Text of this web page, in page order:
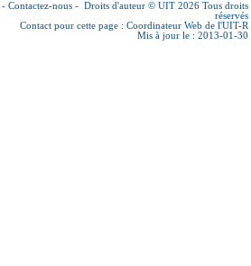
- Contactez-nous - Droits d'auteur © UIT 2026 Tous droits
réservés
Contact pour cette page : Coordinateur Web de l'UIT-R
Mis à jour le : 2013-01-30